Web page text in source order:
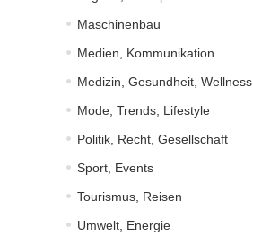
Maschinenbau
Medien, Kommunikation
Medizin, Gesundheit, Wellness
Mode, Trends, Lifestyle
Politik, Recht, Gesellschaft
Sport, Events
Tourismus, Reisen
Umwelt, Energie